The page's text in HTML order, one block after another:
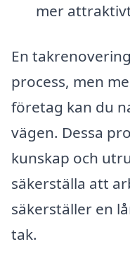
mer
En
process, men
företag kan du
vägen. Dessa
kunskap och
säkerställa att
säkerställer en
tak.